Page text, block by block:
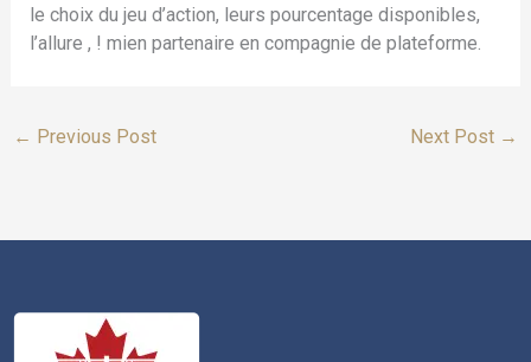
le choix du jeu d’action, leurs pourcentage disponibles,
l’allure , ! mien partenaire en compagnie de plateforme.
← Previous Post Next Post →